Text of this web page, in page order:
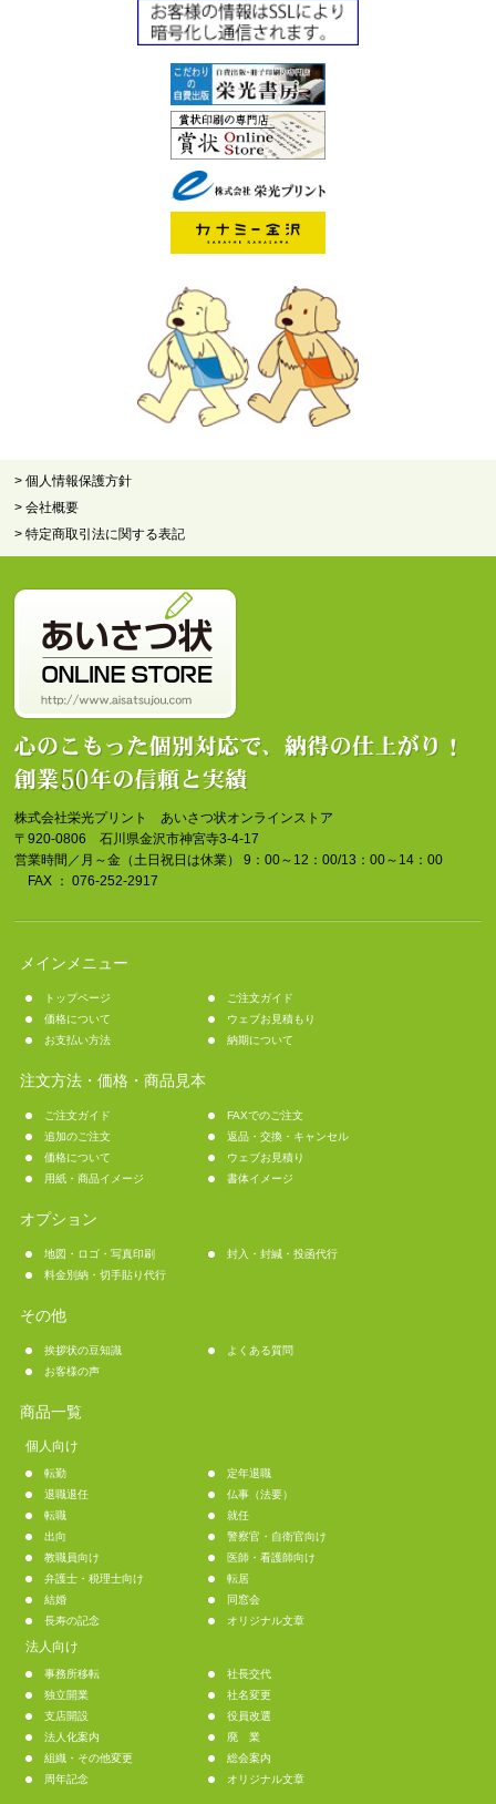
> 個人情報保護方針
> 会社概要
> 特定商取引法に関する表記
株式会社栄光プリント あいさつ状オンラインストア
〒920-0806 石川県金沢市神宮寺3-4-17
営業時間／月～金（土日祝日は休業） 9：00～12：00/13：00～14：00
FAX ： 076-252-2917
メインメニュー
トップページ
ご注文ガイド
価格について
ウェブお見積もり
お支払い方法
納期について
注文方法・価格・商品見本
ご注文ガイド
FAXでのご注文
追加のご注文
返品・交換・キャンセル
価格について
ウェブお見積り
用紙・商品イメージ
書体イメージ
オプション
地図・ロゴ・写真印刷
封入・封緘・投函代行
料金別納・切手貼り代行
その他
挨拶状の豆知識
よくある質問
お客様の声
商品一覧
個人向け
転勤
定年退職
退職退任
仏事（法要）
転職
就任
出向
警察官・自衛官向け
教職員向け
医師・看護師向け
弁護士・税理士向け
転居
結婚
同窓会
長寿の記念
オリジナル文章
法人向け
事務所移転
社長交代
独立開業
社名変更
支店開設
役員改選
法人化案内
廃 業
組織・その他変更
総会案内
周年記念
オリジナル文章